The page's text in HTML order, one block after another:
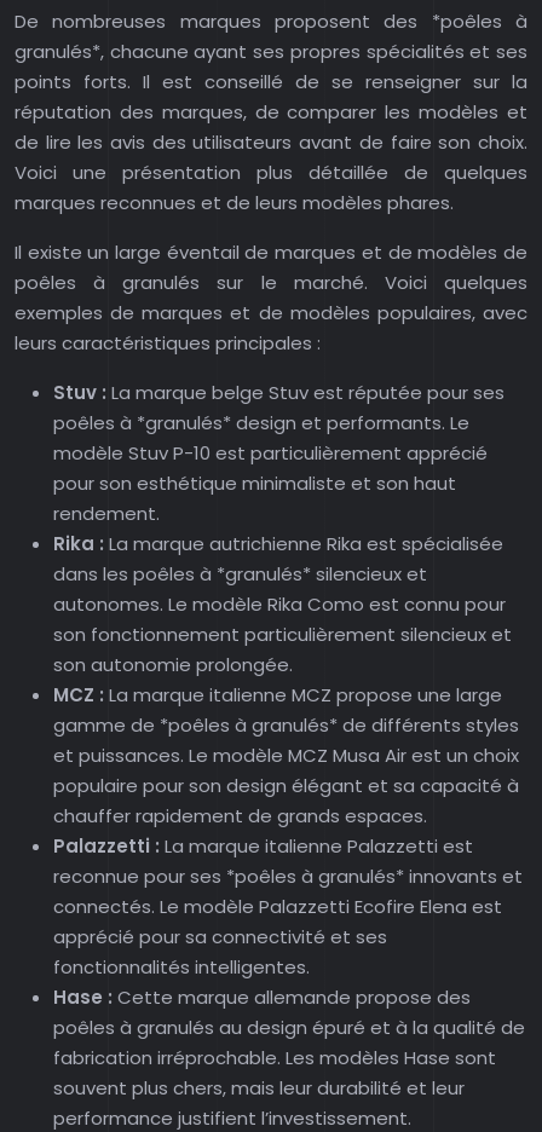
De nombreuses marques proposent des *poêles à
granulés*, chacune ayant ses propres spécialités et ses
points forts. Il est conseillé de se renseigner sur la
réputation des marques, de comparer les modèles et
de lire les avis des utilisateurs avant de faire son choix.
Voici une présentation plus détaillée de quelques
marques reconnues et de leurs modèles phares.
Il existe un large éventail de marques et de modèles de
poêles à granulés sur le marché. Voici quelques
exemples de marques et de modèles populaires, avec
leurs caractéristiques principales :
Stuv : La marque belge Stuv est réputée pour ses
poêles à *granulés* design et performants. Le
modèle Stuv P-10 est particulièrement apprécié
pour son esthétique minimaliste et son haut
rendement.
Rika : La marque autrichienne Rika est spécialisée
dans les poêles à *granulés* silencieux et
autonomes. Le modèle Rika Como est connu pour
son fonctionnement particulièrement silencieux et
son autonomie prolongée.
MCZ : La marque italienne MCZ propose une large
gamme de *poêles à granulés* de différents styles
et puissances. Le modèle MCZ Musa Air est un choix
populaire pour son design élégant et sa capacité à
chauffer rapidement de grands espaces.
Palazzetti : La marque italienne Palazzetti est
reconnue pour ses *poêles à granulés* innovants et
connectés. Le modèle Palazzetti Ecofire Elena est
apprécié pour sa connectivité et ses
fonctionnalités intelligentes.
Hase : Cette marque allemande propose des
poêles à granulés au design épuré et à la qualité de
fabrication irréprochable. Les modèles Hase sont
souvent plus chers, mais leur durabilité et leur
performance justifient l’investissement.